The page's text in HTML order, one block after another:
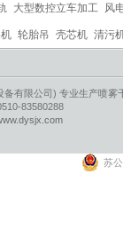
大型数控立车加工 风
轮胎吊 壳芯机 清污
备有限公司) 专业生产喷雾
83580288
苏